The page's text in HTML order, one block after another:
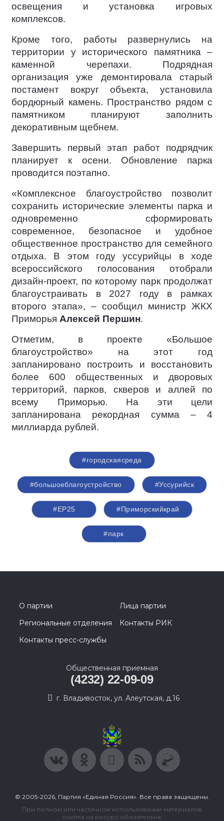
освещения и установка игровых
комплексов.
Кроме того, работы развернулись на
территории у исторического памятника –
каменной черепахи. Подрядная
организация уже демонтировала старый
постамент вокруг объекта, установила
бордюрный камень. Пространство рядом с
памятником планируют заполнить
декоративным щебнем.
Завершить первый этап работ подрядчик
планирует к осени. Обновление парка
проводится поэтапно.
«Комплексное благоустройство позволит
сохранить исторические элементы парка и
одновременно сформировать
современное, безопасное и удобное
общественное пространство для семейного
отдыха. В этом году уссурийцы в ходе
всероссийского голосования отобрали
дизайн-проект, по которому парк продолжат
благоустраивать в 2027 году в рамках
второго этапа», – сообщил министр ЖКХ
Приморья Алексей Першин.
Отметим, в проекте «Большое
благоустройство» на этот год
запланировано построить и восстановить
более 600 общественных и дворовых
территорий, парков, скверов и аллей по
всему Приморью. На эти цели
запланирована рекордная сумма – 4
миллиарда рублей.
#городскаясреда
#большоеблагоустройство #Уссурийск
#ЕР25 #Приморскийкрай
#парк
О партии
Лица партии
Региональные отделения
Контакты РИК
Контакты пресс-службы
Общественная приемная
(4232) 22-09-09
г. Владивосток, ул. Алеутская, д.16
© 2005-2026, Партия «Единая Россия». Все права защищены.
При полном или частичном использовании материалов
ссылка на ресурс обязательна.